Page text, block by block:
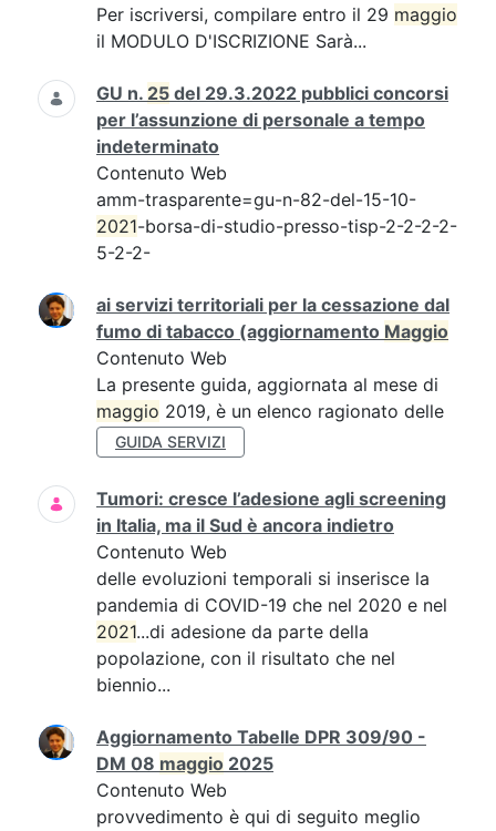
Per iscriversi, compilare entro il 29 maggio
il MODULO D'ISCRIZIONE Sarà...
GU n. 25 del 29.3.2022 pubblici concorsi
per l’assunzione di personale a tempo
indeterminato
Contenuto Web
amm-trasparente=gu-n-82-del-15-10-
2021-borsa-di-studio-presso-tisp-2-2-2-2-
5-2-2-
ai servizi territoriali per la cessazione dal
fumo di tabacco (aggiornamento Maggio
Contenuto Web
La presente guida, aggiornata al mese di
maggio 2019, è un elenco ragionato delle
GUIDA SERVIZI
Tumori: cresce l’adesione agli screening
in Italia, ma il Sud è ancora indietro
Contenuto Web
delle evoluzioni temporali si inserisce la
pandemia di COVID-19 che nel 2020 e nel
2021...di adesione da parte della
popolazione, con il risultato che nel
biennio...
Aggiornamento Tabelle DPR 309/90 -
DM 08 maggio 2025
Contenuto Web
provvedimento è qui di seguito meglio